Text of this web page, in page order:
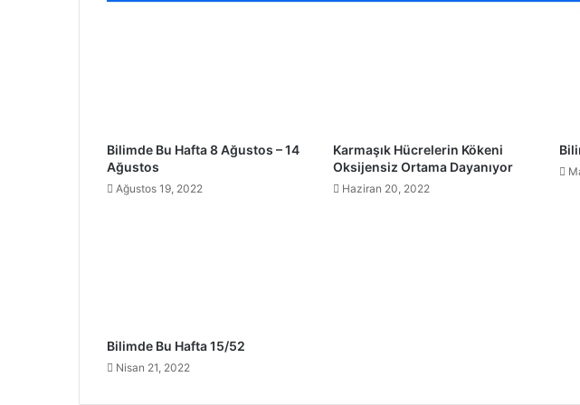
Bilimde Bu Hafta 8 Ağustos – 14
Ağustos
Ağustos 19, 2022
Karmaşık Hücrelerin Kökeni
Oksijensiz Ortama Dayanıyor
Haziran 20, 2022
Bilimde Bu Hafta 15/52
Nisan 21, 2022